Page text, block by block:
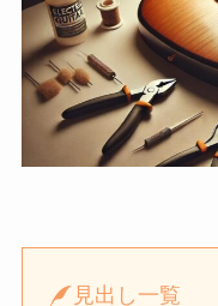
見出し一覧